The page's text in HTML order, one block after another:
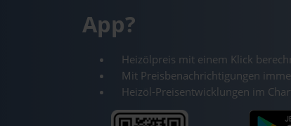
App?
Heizölpreis mit einem Klick
Mit Preisbenachrichtigungen
Heizöl-Preisentwicklungen im